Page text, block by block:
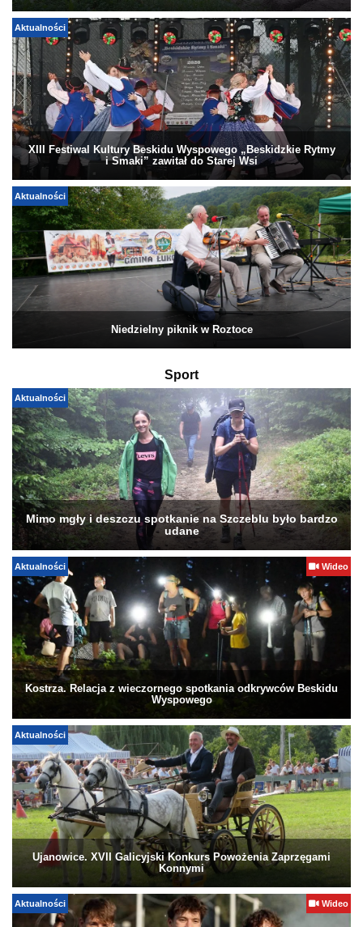
Aktualności
XIII Festiwal Kultury Beskidu Wyspowego „Beskidzkie Rytmy
i Smaki” zawitał do Starej Wsi
Aktualności
Niedzielny piknik w Roztoce
Sport
Aktualności
Mimo mgły i deszczu spotkanie na Szczeblu było bardzo
udane
Aktualności Wideo
Kostrza. Relacja z wieczornego spotkania odkrywców Beskidu
Wyspowego
Aktualności
Ujanowice. XVII Galicyjski Konkurs Powożenia Zaprzęgami
Konnymi
Aktualności Wideo